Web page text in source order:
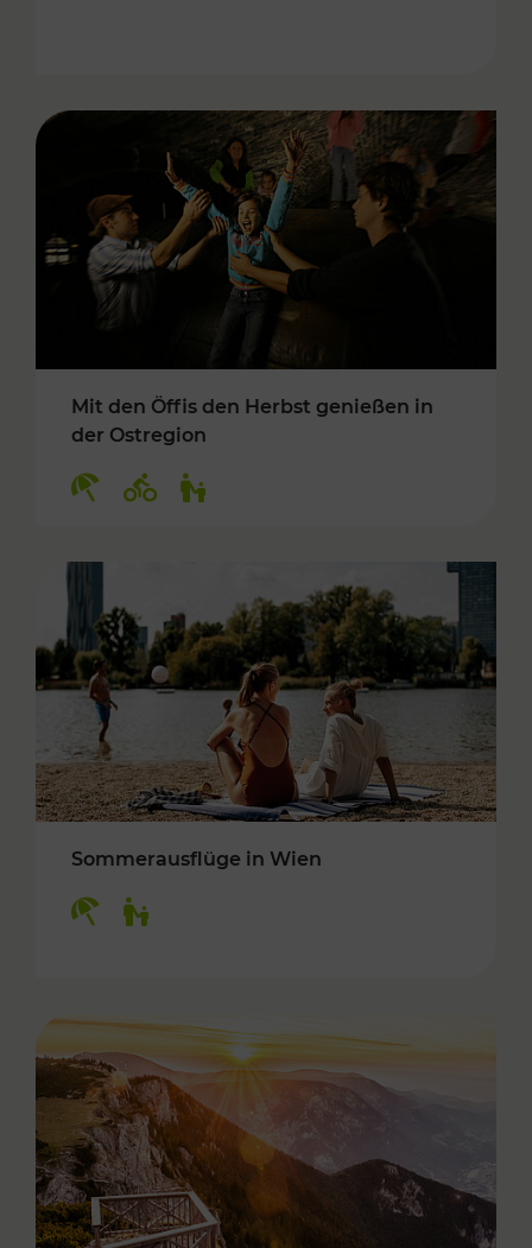
Mit den Öffis den Herbst genießen in
der Ostregion
Sommerausflüge in Wien